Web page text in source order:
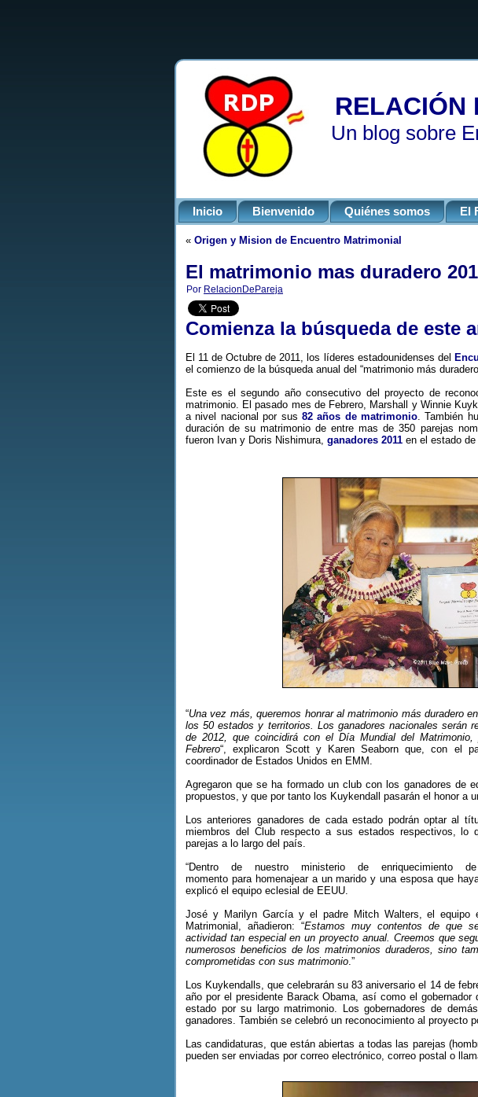
RELACIÓN
Un blog sobre
Inicio Bienvenido Quiénes somos El
« Origen y Mision de Encuentro Matrimonial
El matrimonio mas duradero
Por RelacionDePareja
Comienza la búsqueda de este
El 11 de Octubre de 2011, los líderes estadounidenses del
el comienzo de la búsqueda anual del “matrimonio más
Este es el segundo año consecutivo del proyecto de
matrimonio. El pasado mes de Febrero, Marshall y Winnie
a nivel nacional por sus 82 años de matrimonio. También
duración de su matrimonio de entre mas de 350 parejas
fueron Ivan y Doris Nishimura, ganadores 2011 en el estado de
“Una vez más, queremos honrar al matrimonio más duradero
los 50 estados y territorios. Los ganadores nacionales serán
de 2012, que coincidirá con el Día Mundial del
Febrero“, explicaron Scott y Karen Seaborn que, con el
coordinador de Estados Unidos en EMM.
Agregaron que se ha formado un club con los ganadores de
propuestos, y que por tanto los Kuykendall pasarán el honor a
Los anteriores ganadores de cada estado podrán optar al
miembros del Club respecto a sus estados respectivos, lo
parejas a lo largo del país.
“Dentro de nuestro ministerio de enriquecimiento
momento para homenajear a un marido y una esposa que
explicó el equipo eclesial de EEUU.
José y Marilyn García y el padre Mitch Walters, el equipo
Matrimonial, añadieron: “Estamos muy contentos de que
actividad tan especial en un proyecto anual. Creemos que
numerosos beneficios de los matrimonios duraderos, sino
comprometidas con sus matrimonio.”
Los Kuykendalls, que celebrarán su 83 aniversario el 14 de
año por el presidente Barack Obama, así como el
estado por su largo matrimonio. Los gobernadores de
ganadores. También se celebró un reconocimiento al proyecto
Las candidaturas, que están abiertas a todas las parejas
pueden ser enviadas por correo electrónico, correo postal o